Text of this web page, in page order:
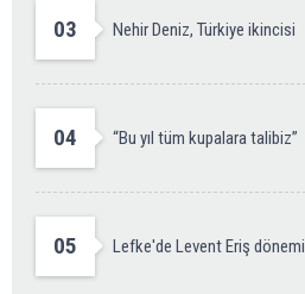
03 Nehir Deniz, Türkiye ikincisi
04 “Bu yıl tüm kupalara talibiz”
05 Lefke'de Levent Eriş dönemi